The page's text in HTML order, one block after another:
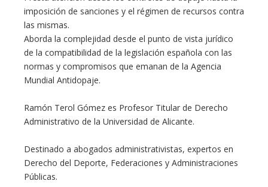
imposición de sanciones y el régimen de recursos contra
las mismas.
Aborda la complejidad desde el punto de vista jurídico
de la compatibilidad de la legislación española con las
normas y compromisos que emanan de la Agencia
Mundial Antidopaje.
Ramón Terol Gómez es Profesor Titular de Derecho
Administrativo de la Universidad de Alicante.
Destinado a abogados administrativistas, expertos en
Derecho del Deporte, Federaciones y Administraciones
Públicas.